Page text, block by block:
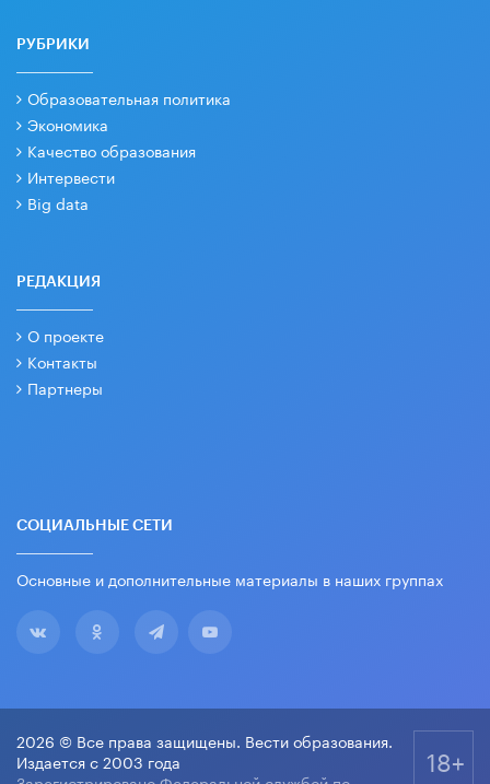
РУБРИКИ
Образовательная политика
Экономика
Качество образования
Интервести
Big data
РЕДАКЦИЯ
О проекте
Контакты
Партнеры
СОЦИАЛЬНЫЕ СЕТИ
Основные и дополнительные материалы в наших группах
2026 © Все права защищены. Вести образования.
Издается с 2003 года
18+